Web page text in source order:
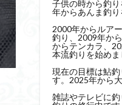
子供の時から釣
年からあんま釣り
2000年からルア
釣り、2009年か
からテンカラ、
本流釣りを始めま
現在の目標は鮎
す。2025年から
雑誌やテレビに釣